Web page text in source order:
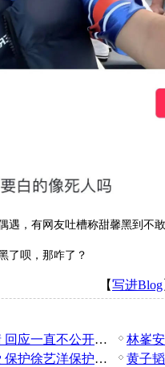
，有网友吐槽称甜馨黑到不
了呗，那咋了？
【写进Blog
黄子韬徐艺洋官宣恋情 回应一直不公开恋情原因
黄子韬说这是隐忍的爱 保护徐艺洋保护的太好了